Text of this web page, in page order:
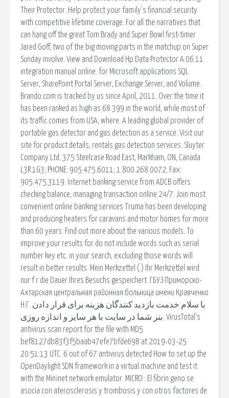
Their Protector. Help protect your family's financial security
with competitive lifetime coverage. For all the narratives that
can hang off the great Tom Brady and Super Bowl first-timer
Jared Goff, two of the big moving parts in the matchup on Super
Sunday involve. View and Download Hp Data Protector A.06.11
integration manual online. for Microsoft applications SQL
Server, SharePoint Portal Server, Exchange Server, and Volume.
Brando.com is tracked by us since April, 2011. Over the time it
has been ranked as high as 68 399 in the world, while most of
its traffic comes from USA, where. A leading global provider of
portable gas detector and gas detection as a service. Visit our
site for product details, rentals gas detection services. Sluyter
Company Ltd. 375 Steelcase Road East, Markham, ON, Canada
L3R 1G3; PHONE: 905.475.6011; 1.800.268.0072; Fax:
905.475.3119. Internet banking service from ADCB offers
checking balance, managing transaction online 24/7. Join most
convenient online banking services Truma has been developing
and producing heaters for caravans and motor homes for more
than 60 years. Find out more about the various models. To
improve your results for do not include words such as serial
number key etc. in your search, excluding those words will
result in better results. Mein Merkzettel (.) Ihr Merkzettel wird
nur f r die Dauer Ihres Besuchs gespeichert. ГБУЗ Приморско-
Ахтарская центральная районная больница имени Кравченко
Н.Г. با سلام خدمت بازدید کنندگان هزینه برای قرار دادن
بنر شما در سایت با هر سایز و اندازه روزی. VirusTotal's
antivirus scan report for the file with MD5
bef8127db83f3f5baab47efe7bfde698 at 2019-03-25
20:51:13 UTC. 6 out of 67 antivirus detected How to set up the
OpenDaylight SDN framework in a virtual machine and test it
with the Mininet network emulator. MICRO : El fibrin geno se
asocia con aterosclerosis y trombosis y con otros factores de